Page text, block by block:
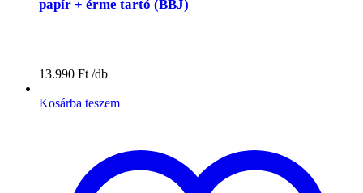
papír + érme tartó (BBJ)
13.990 Ft
Kosárba teszem